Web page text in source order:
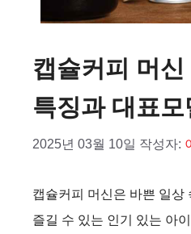
캡슐커피 머
특징과 대표모
2025년 03월 10일 작성자:
캡슐커피 머신은 바쁜 일상
즐길 수 있는 인기 있는 아